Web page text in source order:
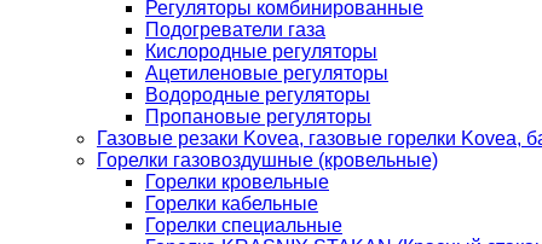
Регуляторы комбинированные
Подогреватели газа
Кислородные регуляторы
Ацетиленовые регуляторы
Водородные регуляторы
Пропановые регуляторы
Газовые резаки Kovea, газовые горелки Kovea,
Горелки газовоздушные (кровельные)
Горелки кровельные
Горелки кабельные
Горелки специальные